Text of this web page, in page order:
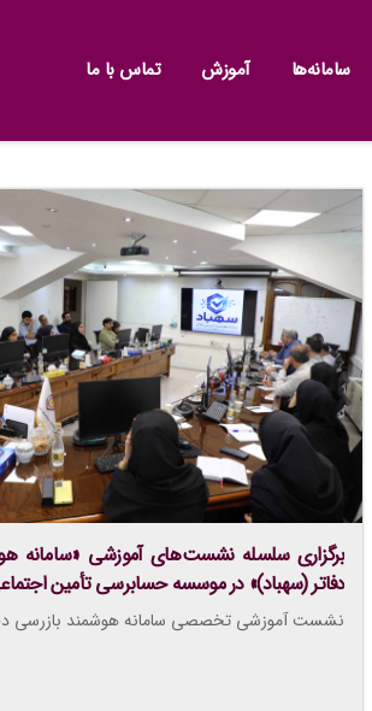
سامانه‌ها آموزش تماس با ما
برگزاری سلسله نشست‌های آموزشی «سامانه
دفاتر (سهباد)» در موسسه حسابرسی تأمین
نشست آموزشی تخصصی سامانه هوشمند بازرسی